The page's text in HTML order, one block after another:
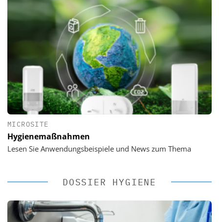
MICROSITE
Hygienemaßnahmen
Lesen Sie Anwendungsbeispiele und News zum Thema
DOSSIER HYGIENE